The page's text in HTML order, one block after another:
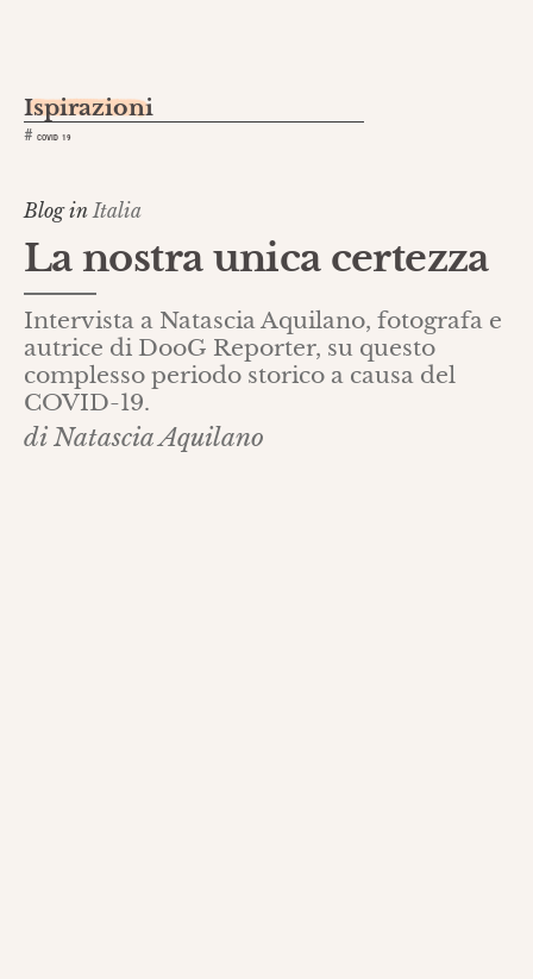
Ispirazioni
# COVID 19
Blog in Italia
La nostra unica certezza
Intervista a Natascia Aquilano, fotografa e
autrice di DooG Reporter, su questo
complesso periodo storico a causa del
COVID-19.
di Natascia Aquilano